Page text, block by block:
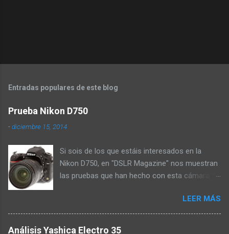
Entradas populares de este blog
Prueba Nikon D750
-diciembre 15, 2014
Si sois de los que estáis interesados en la
Nikon D750, en "DSLR Magazine" nos muestran
las pruebas que han hecho con esta cámara a
que el cuerpo se siente muy sólido en las
manos pero que es mucho más ligero de lo
que parece, y que está sellado a pesar de
LEER MÁS
Análisis Yashica Electro 35